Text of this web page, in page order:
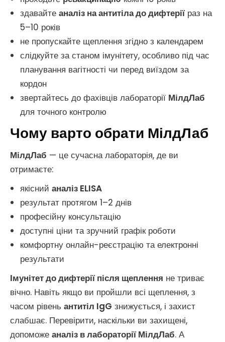
здавайте аналіз на антитіла до дифтерії раз на
5–10 років
не пропускайте щеплення згідно з календарем
слідкуйте за станом імунітету, особливо під час
планування вагітності чи перед виїздом за
кордон
звертайтесь до фахівців лабораторії МілдЛаб
для точного контролю
Чому варто обрати МілдЛаб
МілдЛаб — це сучасна лабораторія, де ви
отримаєте:
якісний аналіз ELISA
результат протягом 1–2 днів
професійну консультацію
доступні ціни та зручний графік роботи
комфортну онлайн-реєстрацію та електронні
результати
Імунітет до дифтерії після щеплення не триває
вічно. Навіть якщо ви пройшли всі щеплення, з
часом рівень антитіл IgG знижується, і захист
слабшає. Перевірити, наскільки ви захищені,
допоможе аналіз в лабораторії МілдЛаб. А